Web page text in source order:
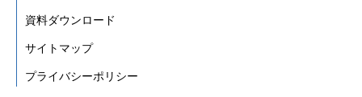
資料ダウンロード
サイトマップ
プライバシーポリシー